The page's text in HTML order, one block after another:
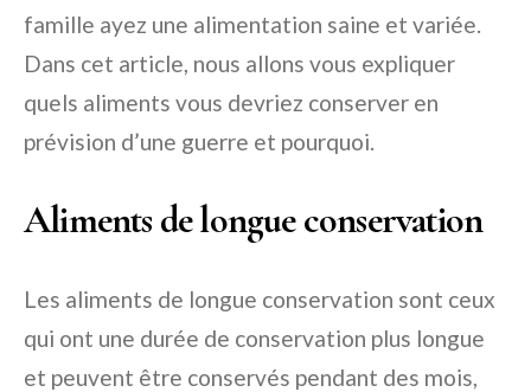
famille ayez une alimentation saine et variée.
Dans cet article, nous allons vous expliquer
quels aliments vous devriez conserver en
prévision d’une guerre et pourquoi.
Aliments de longue conservation
Les aliments de longue conservation sont ceux
qui ont une durée de conservation plus longue
et peuvent être conservés pendant des mois,